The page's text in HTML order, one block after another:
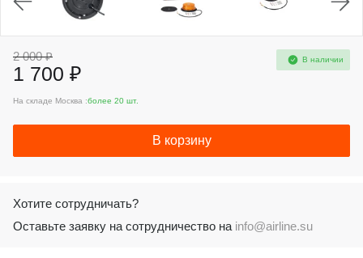
2 000 ₽
1 700 ₽
В наличии
На складе Москва :более 20 шт.
В корзину
Хотите сотрудничать?
Оставьте заявку на сотрудничество на info@airline.su